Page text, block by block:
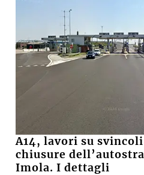
A14, lavori su
chiusure
Imola. I dettagli